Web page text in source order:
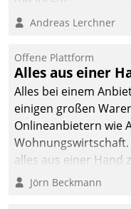
kommunizieren, auf
einsehen und ändern
oder
Schadensmeldungen
abgeben – rund um
Uhr.
Andreas Lerchner
Offene Plattform
Alles aus einer
Alles bei einem
einigen großen
Onlineanbietern wie
alles aus einer Hand
Jörn Beckmann